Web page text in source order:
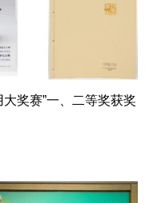
奖赛”一、二等奖获奖